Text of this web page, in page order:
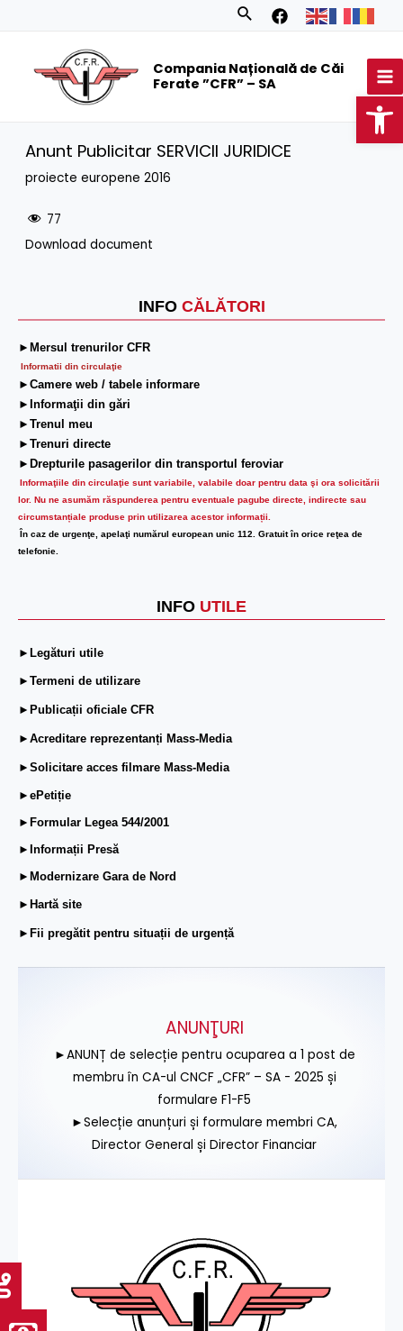
Search
Compania Națională de Căi
Ferate ”CFR” – SA
INFO CĂLĂTORI
►Mersul trenurilor CFR
Informatii din circulaţie
►Camere web / tabele informare
►Informaţii din gări
►Trenul meu
►Trenuri directe
►Drepturile pasagerilor din transportul feroviar
Informaţiile din circulaţie sunt variabile, valabile doar pentru data şi ora solicitării
lor. Nu ne asumăm răspunderea pentru eventuale pagube directe, indirecte sau
circumstanțiale produse prin utilizarea acestor informații.
În caz de urgenţe, apelaţi numărul european unic 112. Gratuit în orice reţea de
telefonie.
INFO UTILE
►Legături utile
►Termeni de utilizare
►Publicații oficiale CFR
►Acreditare reprezentanți Mass-Media
►Solicitare acces filmare Mass-Media
►ePetiție
►Formular Legea 544/2001
►Informații Presă
►Modernizare Gara de Nord
►Hartă site
►Fii pregătit pentru situații de urgență
Anunt Publicitar SERVICII JURIDICE
proiecte europene 2016
77
Download document
ANUNŢURI
►ANUNȚ de selecție pentru ocuparea a 1 post de
membru în CA-ul CNCF „CFR” – SA - 2025 și
formulare F1-F5
►Selecție anunțuri și formulare membri CA,
Director General și Director Financiar